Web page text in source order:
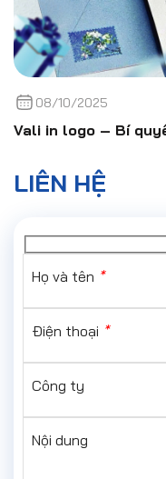
08/10/2025
Vali in logo – Bí
LIÊN HỆ
Họ và tên *
Điện thoại *
Công ty
Nội dung